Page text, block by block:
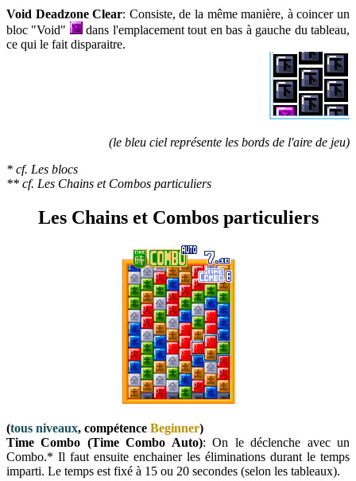
Void Deadzone Clear: Consiste, de la même manière, à coincer un
bloc "Void"
dans l'emplacement tout en bas à gauche du tableau,
ce qui le fait disparaitre.
(le bleu ciel représente les bords de l'aire de jeu)
* cf. Les blocs
** cf. Les Chains et Combos particuliers
Les Chains et Combos particuliers
(tous niveaux, compétence Beginner)
Time Combo (Time Combo Auto): On le déclenche avec un
Combo.* Il faut ensuite enchainer les éliminations durant le temps
imparti. Le temps est fixé à 15 ou 20 secondes (selon les tableaux).